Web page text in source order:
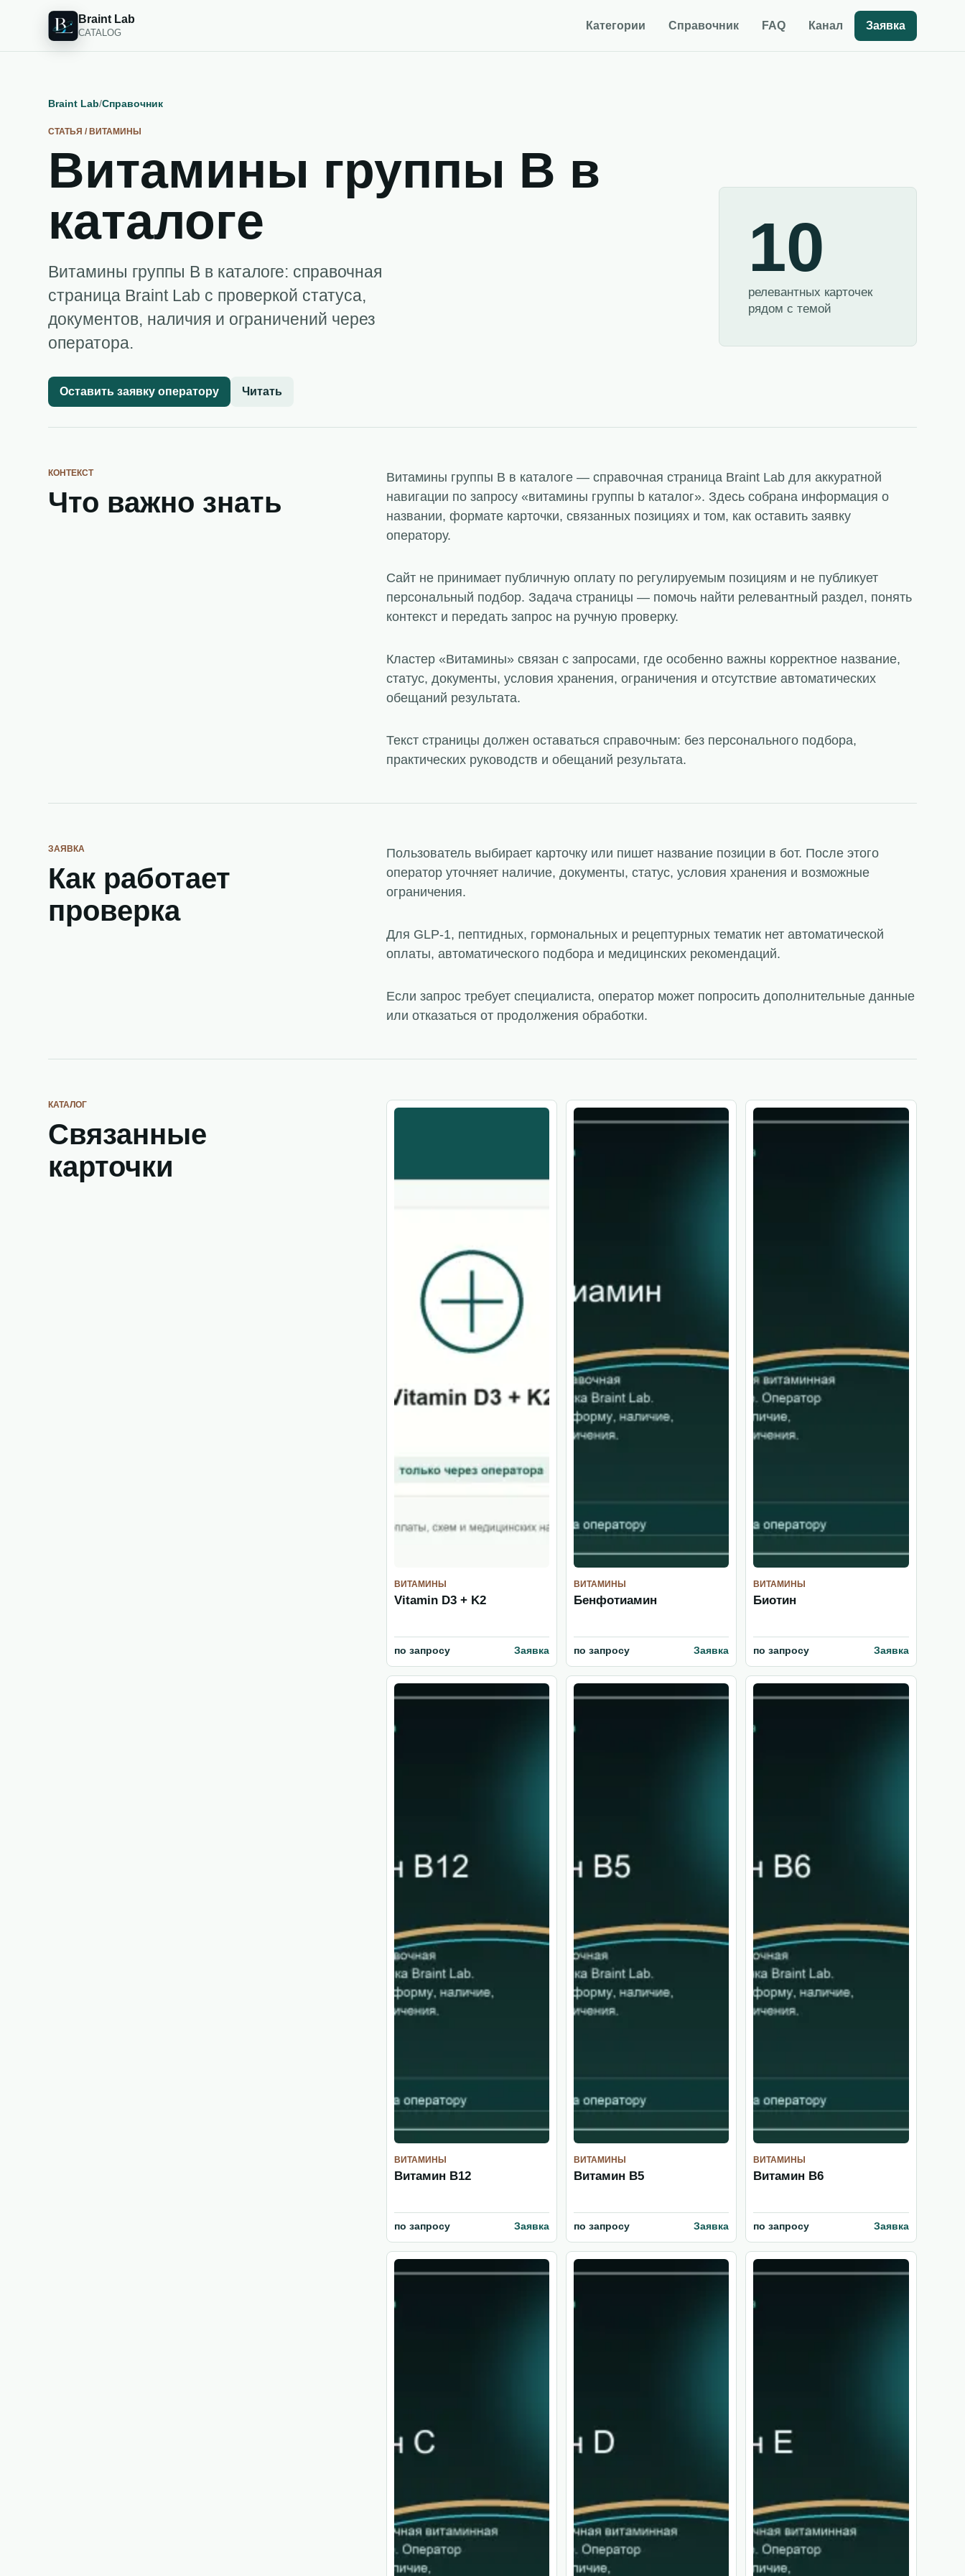
Braint Lab
CATALOG
Категории Справочник FAQ Канал Заявка
Braint Lab/Справочник
СТАТЬЯ / ВИТАМИНЫ
Витамины группы B в
каталоге
Витамины группы B в каталоге: справочная
страница Braint Lab с проверкой статуса,
документов, наличия и ограничений через
оператора.
Оставить заявку оператору Читать
10
релевантных карточек
рядом с темой
КОНТЕКСТ
Что важно знать
Витамины группы B в каталоге — справочная страница Braint Lab для аккуратной
навигации по запросу «витамины группы b каталог». Здесь собрана информация о
названии, формате карточки, связанных позициях и том, как оставить заявку
оператору.
Сайт не принимает публичную оплату по регулируемым позициям и не публикует
персональный подбор. Задача страницы — помочь найти релевантный раздел, понять
контекст и передать запрос на ручную проверку.
Кластер «Витамины» связан с запросами, где особенно важны корректное название,
статус, документы, условия хранения, ограничения и отсутствие автоматических
обещаний результата.
Текст страницы должен оставаться справочным: без персонального подбора,
практических руководств и обещаний результата.
ЗАЯВКА
Как работает
проверка
Пользователь выбирает карточку или пишет название позиции в бот. После этого
оператор уточняет наличие, документы, статус, условия хранения и возможные
ограничения.
Для GLP-1, пептидных, гормональных и рецептурных тематик нет автоматической
оплаты, автоматического подбора и медицинских рекомендаций.
Если запрос требует специалиста, оператор может попросить дополнительные данные
или отказаться от продолжения обработки.
КАТАЛОГ
Связанные
карточки
ВИТАМИНЫ
Vitamin D3 + K2
по запросу Заявка
ВИТАМИНЫ
Бенфотиамин
по запросу Заявка
ВИТАМИНЫ
Биотин
по запросу Заявка
ВИТАМИНЫ
Витамин B12
по запросу Заявка
ВИТАМИНЫ
Витамин B5
по запросу Заявка
ВИТАМИНЫ
Витамин B6
по запросу Заявка